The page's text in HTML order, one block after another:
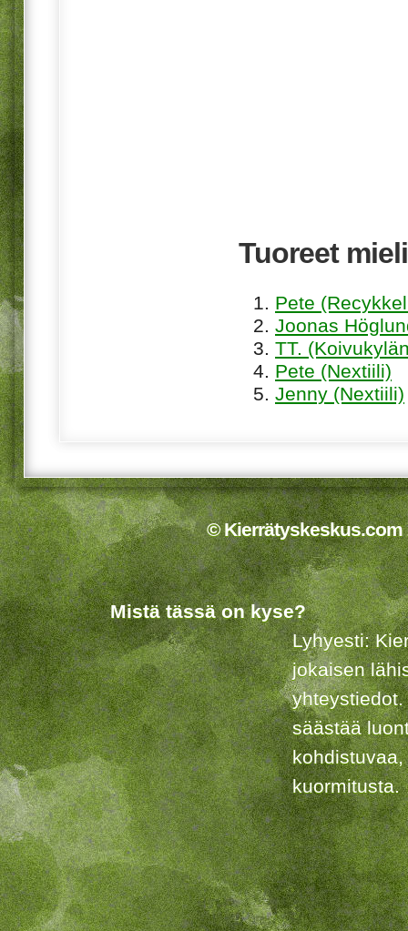
Tuoreet
Pete
Joonas
TT.
Pete (Nextiili)
Jenny (Nextiili)
© Kierrätyskeskus.com
Mistä tässä on kyse?
Lyhyesti:
jokaisen
säästää
kuormitusta.